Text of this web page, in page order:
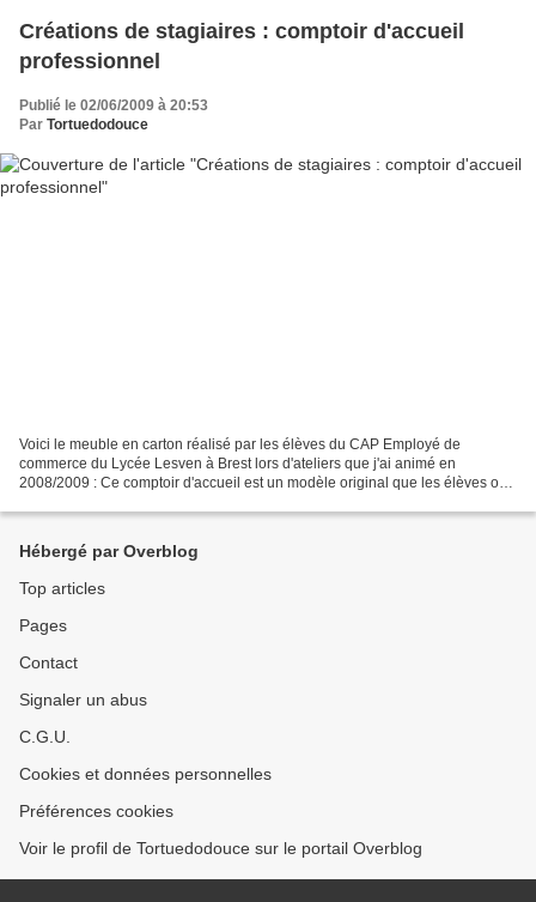
Créations de stagiaires : comptoir d'accueil
professionnel
Publié le 02/06/2009 à 20:53
Par Tortuedodouce
Voici le meuble en carton réalisé par les élèves du CAP Employé de
commerce du Lycée Lesven à Brest lors d'ateliers que j'ai animé en
2008/2009 : Ce comptoir d'accueil est un modèle original que les élèves ont
Hébergé par Overblog
Top articles
Pages
Contact
Signaler un abus
C.G.U.
Cookies et données personnelles
Préférences cookies
Voir le profil de Tortuedodouce sur le portail Overblog